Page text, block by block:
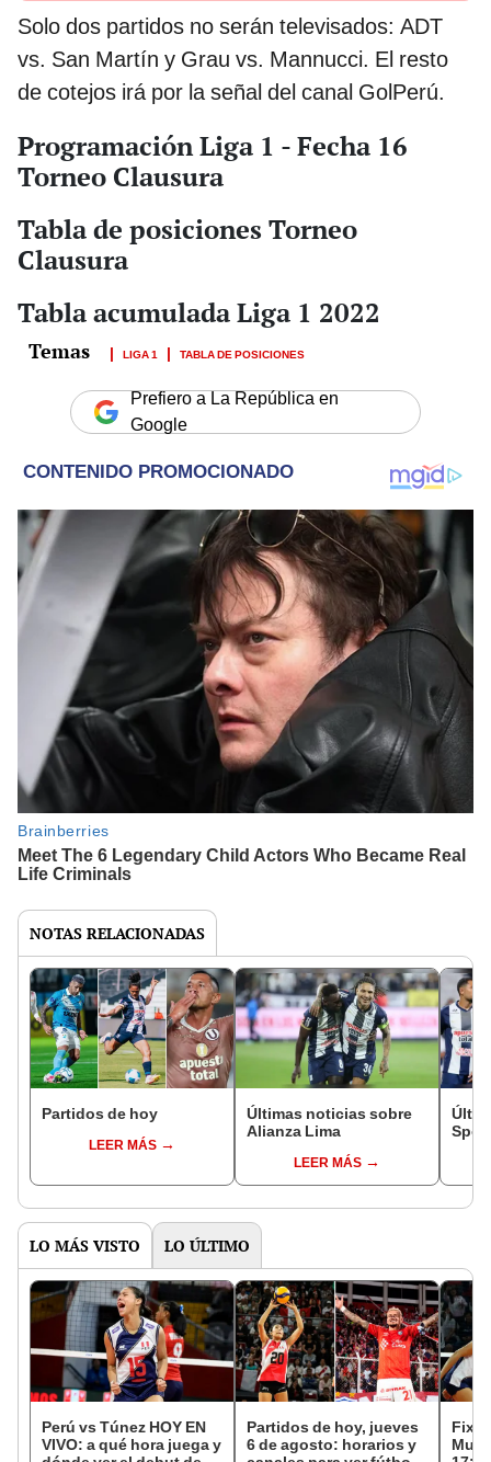
Solo dos partidos no serán televisados: ADT
vs. San Martín y Grau vs. Mannucci. El resto
de cotejos irá por la señal del canal GolPerú.
Programación Liga 1 - Fecha 16
Torneo Clausura
Tabla de posiciones Torneo
Clausura
Tabla acumulada Liga 1 2022
LIGA 1 TABLA DE POSICIONES
Prefiero a La República en
Google
NOTAS RELACIONADAS
Partidos de hoy
LEER MÁS
Últimas noticias sobre
Alianza Lima
LEER MÁS
LO MÁS VISTO LO ÚLTIMO
Perú vs Túnez HOY EN
VIVO: a qué hora juega y
Partidos de hoy, jueves
6 de agosto: horarios y